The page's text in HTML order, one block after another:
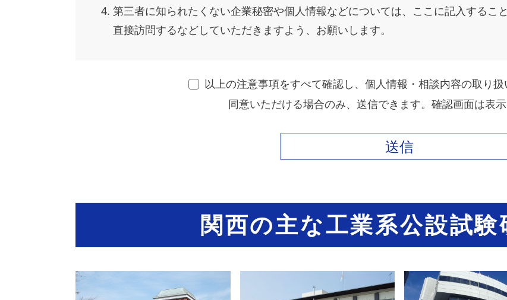
第三者に知られたくない企業秘密や個人情報などについては、ここに記入するこ
直接訪問するなどしていただきますよう、お願いします。
以上の注意事項をすべて確認し、個人情報・相談内容の取り扱
同意いただける場合のみ、送信できます。確認画面は表示
関西の主な工業系公設試験